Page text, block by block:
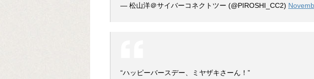
— 松山洋＠サイバーコネクトツー (@PIROSHI_CC2)
“ハッピーバースデー、ミヤザキさーん！”